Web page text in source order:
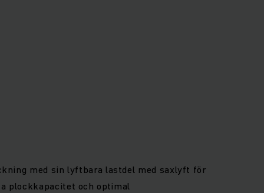
med sin lyftbara lastdel med saxlyft för
plockkapacitet och optimal